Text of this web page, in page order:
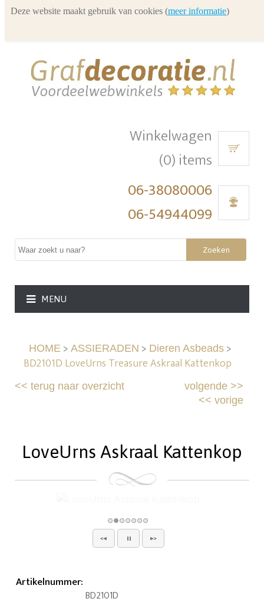
Winkelwagen
(0) items
06-38080006
06-54944099
Zoeken
MENU
HOME> ASSIERADEN > Dieren Asbeads>
BD2101D LoveUrns Treasure Askraal Kattenkop
<<terug naar overzicht volgende>>
<< vorige
LoveUrns Askraal Kattenkop
Artikelnummer:
BD2101D
Deze website maakt gebruik van cookies (meer informatie)